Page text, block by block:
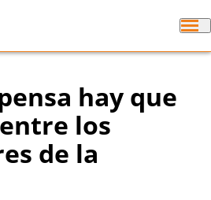
hay que
los
de la